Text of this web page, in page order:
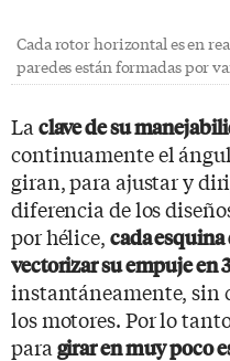
Cada rotor horizontal es en
paredes están formadas por
La clave de su
continuamente el
giran, para ajustar y
diferencia de los
por hélice, cada esquina
vectorizar su empuje en
instantáneamente, sin
los motores. Por lo
para girar en muy poco